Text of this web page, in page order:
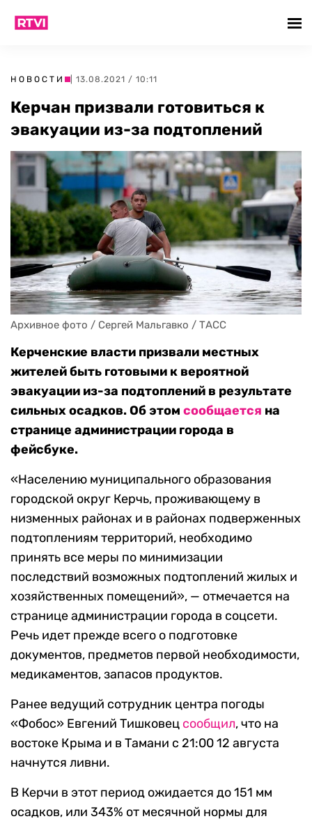
НОВОСТИ | 13.08.2021 / 10:11
Керчан призвали готовиться к
эвакуации из-за подтоплений
Архивное фото / Сергей Мальгавко / ТАСС
Керченские власти призвали местных
жителей быть готовыми к вероятной
эвакуации из-за подтоплений в результате
сильных осадков. Об этом сообщается на
странице администрации города в
фейсбуке.
«Населению муниципального образования
городской округ Керчь, проживающему в
низменных районах и в районах подверженных
подтоплениям территорий, необходимо
принять все меры по минимизации
последствий возможных подтоплений жилых и
хозяйственных помещений», — отмечается на
странице администрации города в соцсети.
Речь идет прежде всего о подготовке
документов, предметов первой необходимости,
медикаментов, запасов продуктов.
Ранее ведущий сотрудник центра погоды
«Фобос» Евгений Тишковец сообщил, что на
востоке Крыма и в Тамани с 21:00 12 августа
начнутся ливни.
В Керчи в этот период ожидается до 151 мм
осадков, или 343% от месячной нормы для